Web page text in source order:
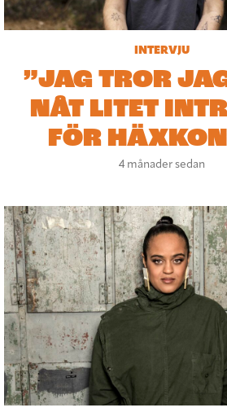
INTERVJU
”JAG TROR
NÅT LITET
FÖR
4 månader sedan